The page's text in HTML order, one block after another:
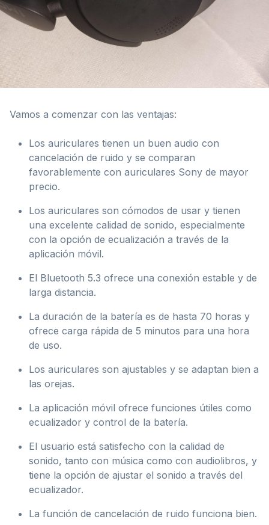
Vamos a comenzar con las ventajas:
Los auriculares tienen un buen audio con
cancelación de ruido y se comparan
favorablemente con auriculares Sony de mayor
precio.
Los auriculares son cómodos de usar y tienen
una excelente calidad de sonido, especialmente
con la opción de ecualización a través de la
aplicación móvil.
El Bluetooth 5.3 ofrece una conexión estable y de
larga distancia.
La duración de la batería es de hasta 70 horas y
ofrece carga rápida de 5 minutos para una hora
de uso.
Los auriculares son ajustables y se adaptan bien a
las orejas.
La aplicación móvil ofrece funciones útiles como
ecualizador y control de la batería.
El usuario está satisfecho con la calidad de
sonido, tanto con música como con audiolibros, y
tiene la opción de ajustar el sonido a través del
ecualizador.
La función de cancelación de ruido funciona bien.